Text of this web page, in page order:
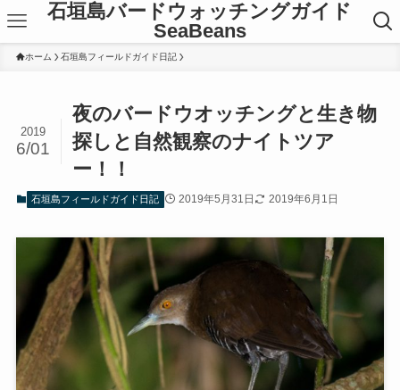
石垣島バードウォッチングガイド
SeaBeans
ホーム 石垣島フィールドガイド日記
夜のバードウオッチングと生き物
探しと自然観察のナイトツア
ー！！
2019
6/01
石垣島フィールドガイド日記 2019年5月31日 2019年6月1日